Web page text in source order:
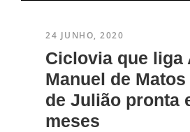
24 JUNHO, 2020
​Ciclovia que liga
Manuel de
de Julião pronta
meses